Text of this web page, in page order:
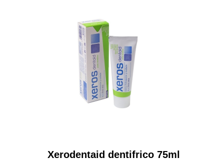
Xerodentaid dentifrico 75ml